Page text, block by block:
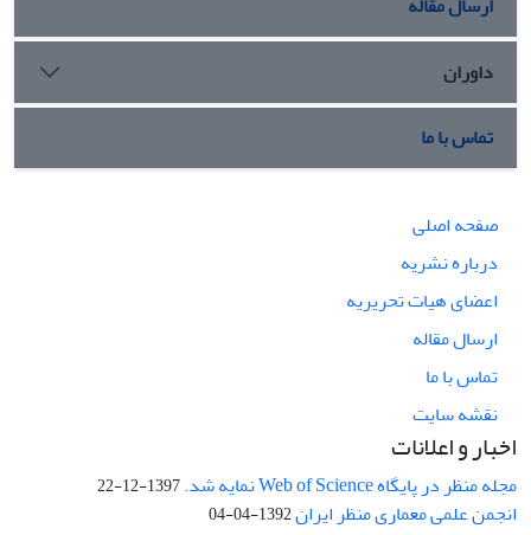
داوران
تماس با ما
صفحه اصلی
درباره نشریه
اعضای هیات تحریریه
ارسال مقاله
تماس با ما
نقشه سایت
اخبار و اعلانات
مجله منظر در پایگاه Web of Science نمایه شد. 1397-12-22
انجمن علمی معماری منظر ایران1392-04-04